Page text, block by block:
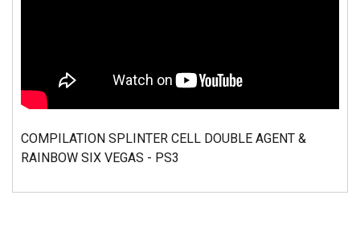
COMPILATION SPLINTER CELL DOUBLE AGENT &
RAINBOW SIX VEGAS - PS3